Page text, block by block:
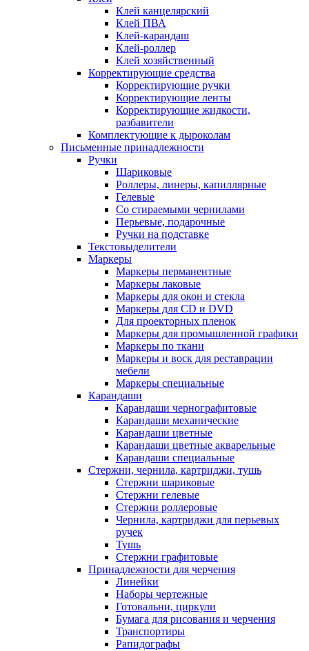
Клей канцелярский
Клей ПВА
Клей-карандаш
Клей-роллер
Клей хозяйственный
Корректирующие средства
Корректирующие ручки
Корректирующие ленты
Корректирующие жидкости,
разбавители
Комплектующие к дыроколам
Письменные принадлежности
Ручки
Шариковые
Роллеры, линеры, капиллярные
Гелевые
Со стираемыми чернилами
Перьевые, подарочные
Ручки на подставке
Текстовыделители
Маркеры
Маркеры перманентные
Маркеры лаковые
Маркеры для окон и стекла
Маркеры для CD и DVD
Для проекторных пленок
Маркеры для промышленной графики
Маркеры по ткани
Маркеры и воск для реставрации
мебели
Маркеры специальные
Карандаши
Карандаши чернографитовые
Карандаши механические
Карандаши цветные
Карандаши цветные акварельные
Карандаши специальные
Стержни, чернила, картриджи, тушь
Стержни шариковые
Стержни гелевые
Стержни роллеровые
Чернила, картриджи для перьевых
ручек
Тушь
Стержни графитовые
Принадлежности для черчения
Линейки
Наборы чертежные
Готовальни, циркули
Бумага для рисования и черчения
Транспортиры
Рапидографы